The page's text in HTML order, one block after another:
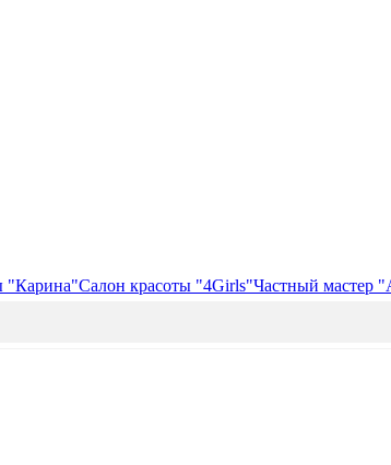
"Карина"Салон красоты "4Girls"Частный мастер